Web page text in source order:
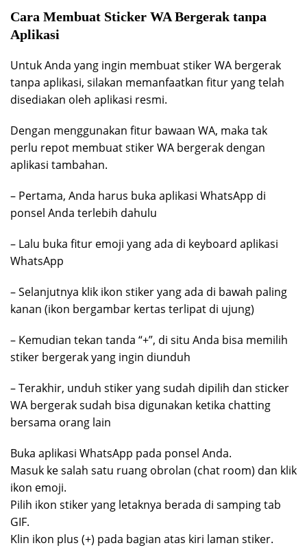
Cara Membuat Sticker WA Bergerak tanpa
Aplikasi
Untuk Anda yang ingin membuat stiker WA bergerak
tanpa aplikasi, silakan memanfaatkan fitur yang telah
disediakan oleh aplikasi resmi.
Dengan menggunakan fitur bawaan WA, maka tak
perlu repot membuat stiker WA bergerak dengan
aplikasi tambahan.
– Pertama, Anda harus buka aplikasi WhatsApp di
ponsel Anda terlebih dahulu
– Lalu buka fitur emoji yang ada di keyboard aplikasi
WhatsApp
– Selanjutnya klik ikon stiker yang ada di bawah paling
kanan (ikon bergambar kertas terlipat di ujung)
– Kemudian tekan tanda “+”, di situ Anda bisa memilih
stiker bergerak yang ingin diunduh
– Terakhir, unduh stiker yang sudah dipilih dan sticker
WA bergerak sudah bisa digunakan ketika chatting
bersama orang lain
Buka aplikasi WhatsApp pada ponsel Anda.
Masuk ke salah satu ruang obrolan (chat room) dan klik
ikon emoji.
Pilih ikon stiker yang letaknya berada di samping tab
GIF.
Klin ikon plus (+) pada bagian atas kiri laman stiker.